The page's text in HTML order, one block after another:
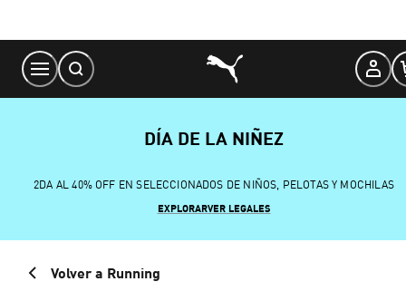
Content
DÍA DE LA NIÑEZ
2DA AL 40% OFF EN SELECCIONADOS DE NIÑOS, PELOTAS Y MOCHILAS
EXPLORARVER LEGALES
Volver a Running